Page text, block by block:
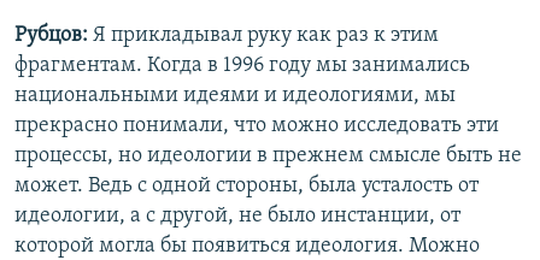
Рубцов: Я прикладывал руку как раз к этим
фрагментам. Когда в 1996 году мы занимались
национальными идеями и идеологиями, мы
прекрасно понимали, что можно исследовать эти
процессы, но идеологии в прежнем смысле быть не
может. Ведь с одной стороны, была усталость от
идеологии, а с другой, не было инстанции, от
которой могла бы появиться идеология. Можно